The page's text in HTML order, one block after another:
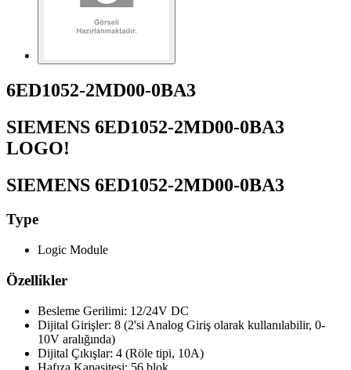
6ED1052-2MD00-0BA3
SIEMENS 6ED1052-2MD00-0BA3
LOGO!
SIEMENS 6ED1052-2MD00-0BA3
Type
Logic Module
Özellikler
Besleme Gerilimi: 12/24V DC
Dijital Girişler: 8 (2'si Analog Giriş olarak kullanılabilir, 0-
10V aralığında)
Dijital Çıkışlar: 4 (Röle tipi, 10A)
Hafıza Kapasitesi: 56 blok